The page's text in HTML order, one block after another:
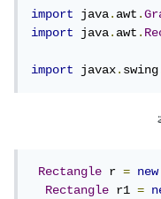
import java.awt.
import
java.awt.
import javax.swing
Rectangle r = new
Rectangle r1 =